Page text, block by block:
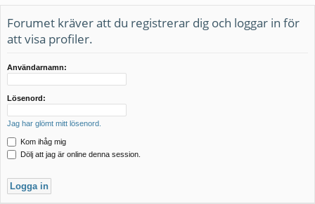
än
ka
r
ier
le
Forumet kräver att du registrerar dig och loggar in för
att visa profiler.
Användarnamn:
Lösenord:
Jag har glömt mitt lösenord.
Kom ihåg mig
Dölj att jag är online denna session.